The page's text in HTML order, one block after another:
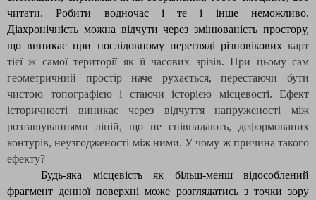
читати. Робити водночас і те і інше неможливо.
Діахронічність можна відчути через змінюваність простору,
що виникає при послідовному перегляді різновікових карт
тієї ж самої території як її часових зрізів. При цьому сам
геометричний простір наче рухається, перестаючи бути
чистою топографією і стаючи історією місцевості. Ефект
історичності виникає через відчуття напруженості між
розташуваннями ліній, що не співпадають, деформованих
контурів, неузгодженості між ними. У чому ж причина такого
ефекту?
Будь-яка місцевість як більш-менш відособлений
фрагмент денної поверхні може розглядатись з точки зору